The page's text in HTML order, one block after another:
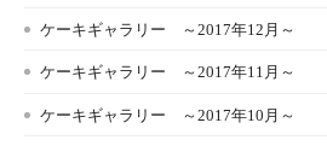
ケーキギャラリー ～2017年12月～
ケーキギャラリー ～2017年11月～
ケーキギャラリー ～2017年10月～